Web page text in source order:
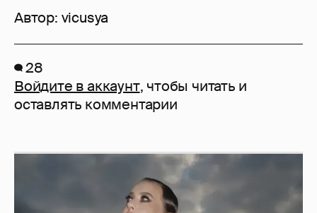
Автор: vicusya
28
Войдите в аккаунт, чтобы читать и
оставлять комментарии